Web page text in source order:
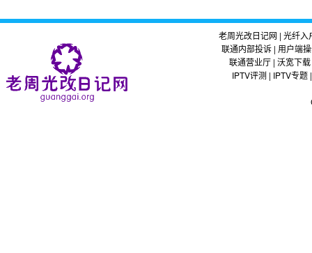
老周光改日记网 | 光纤入
联通内部投诉| 用户端
联通营业厅| 沃宽下载
IPTV评测| IPTV专题